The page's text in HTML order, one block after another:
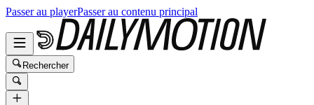
Passer au playerPasser au contenu principal
Rechercher